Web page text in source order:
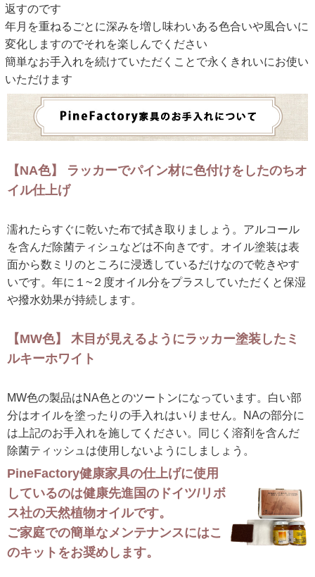
返すのです
年月を重ねるごとに深みを増し味わいある色合いや風合いに
変化しますのでそれを楽しんでください
簡単なお手入れを続けていただくことで永くきれいにお使い
いただけます
【NA色】 ラッカーでパイン材に色付けをしたのちオ
イル仕上げ
濡れたらすぐに乾いた布で拭き取りましょう。アルコール
を含んだ除菌ティシュなどは不向きです。オイル塗装は表
面から数ミリのところに浸透しているだけなので乾きやす
いです。年に１~２度オイル分をプラスしていただくと保湿
や撥水効果が持続します。
【MW色】 木目が見えるようにラッカー塗装したミ
ルキーホワイト
MW色の製品はNA色とのツートンになっています。白い部
分はオイルを塗ったりの手入れはいりません。NAの部分に
は上記のお手入れを施してください。同じく溶剤を含んだ
除菌ティッシュは使用しないようにしましょう。
PineFactory健康家具の仕上げに使用
しているのは健康先進国のドイツ/リボ
ス社の天然植物オイルです。
ご家庭での簡単なメンテナンスにはこ
のキットをお奨めします。